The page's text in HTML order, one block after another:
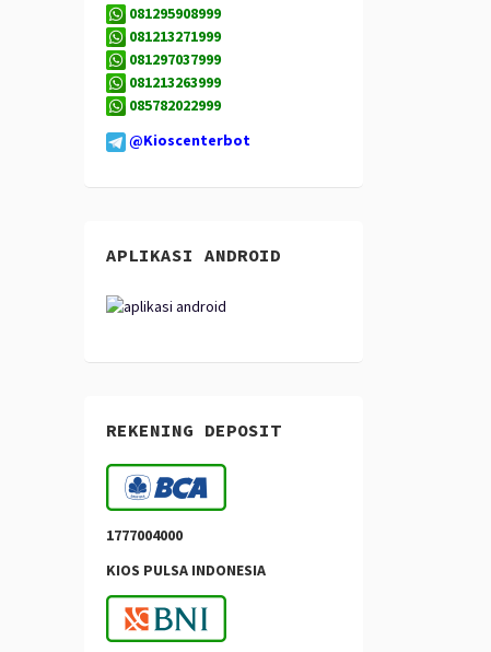
081295908999
081213271999
081297037999
081213263999
085782022999
@Kioscenterbot
APLIKASI ANDROID
REKENING DEPOSIT
1777004000
KIOS PULSA INDONESIA